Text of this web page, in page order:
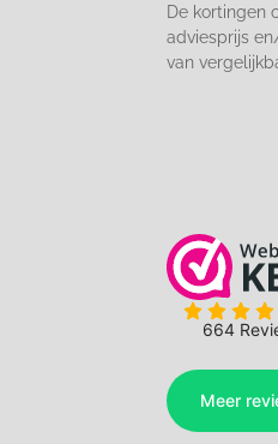
De kortingen
adviesprijs
van